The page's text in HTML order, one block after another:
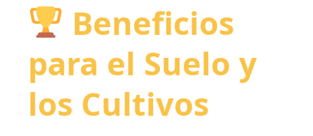
Beneficios
para el Suelo y
los Cultivos